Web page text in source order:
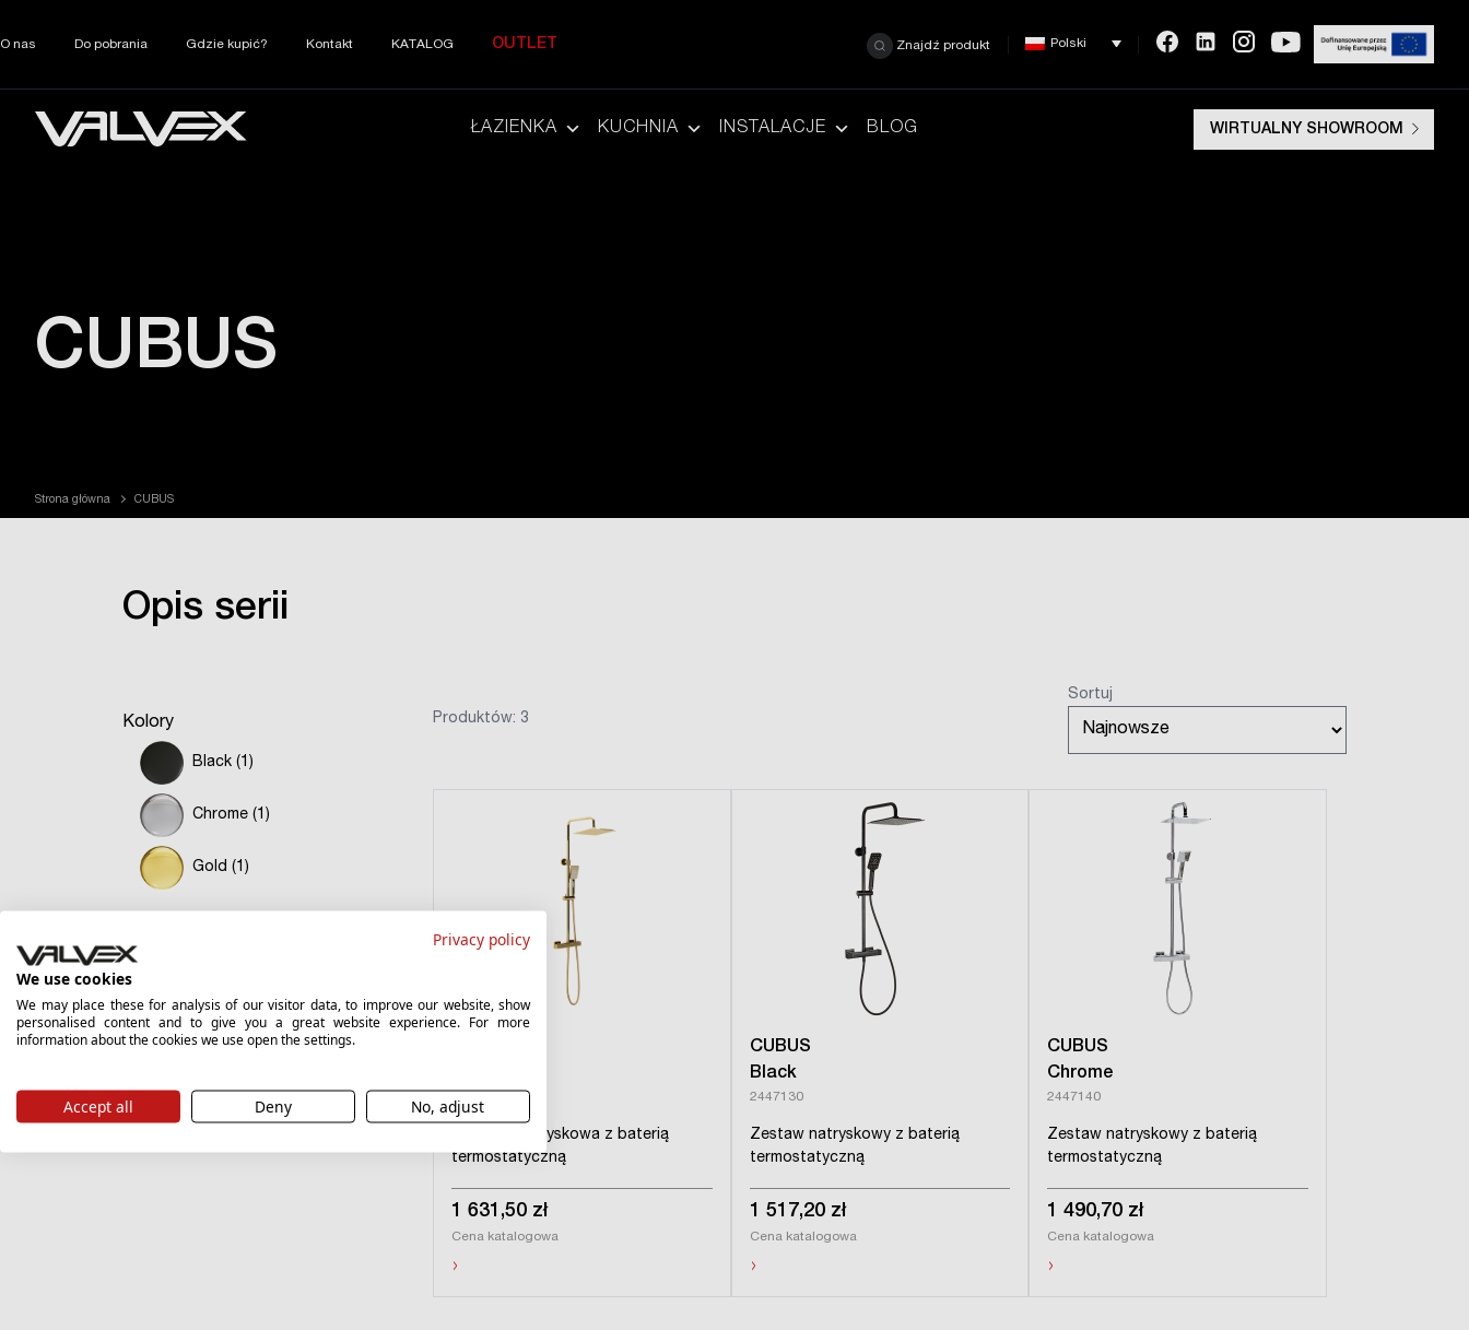
O nas Do pobrania Gdzie kupić? Kontakt KATALOG OUTLET Znajdź produkt Polski
ŁAZIENKA KUCHNIA INSTALACJE BLOG WIRTUALNY SHOWROOM
CUBUS
Strona główna CUBUS
Opis serii
Kolory
Black (1)
Chrome (1)
Gold (1)
Produktów: 3
Sortuj
Kolumna natryskowa z baterią
termostatyczną
1 631,50 zł
Cena katalogowa
›
CUBUS
Black
2447130
Zestaw natryskowy z baterią
termostatyczną
1 517,20 zł
Cena katalogowa
›
CUBUS
Chrome
2447140
Zestaw natryskowy z baterią
termostatyczną
1 490,70 zł
Cena katalogowa
›
Privacy policy
We use cookies
We may place these for analysis of our visitor data, to improve our website, show
personalised content and to give you a great website experience. For more
information about the cookies we use open the settings.
Accept all Deny No, adjust